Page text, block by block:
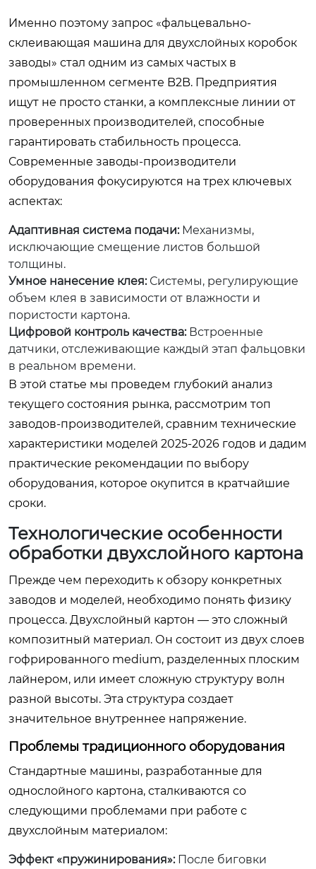
Именно поэтому запрос «фальцевально-
склеивающая машина для двухслойных коробок
заводы» стал одним из самых частых в
промышленном сегменте B2B. Предприятия
ищут не просто станки, а комплексные линии от
проверенных производителей, способные
гарантировать стабильность процесса.
Современные заводы-производители
оборудования фокусируются на трех ключевых
аспектах:
Адаптивная система подачи:Механизмы,
исключающие смещение листов большой
толщины.
Умное нанесение клея:Системы, регулирующие
объем клея в зависимости от влажности и
пористости картона.
Цифровой контроль качества:Встроенные
датчики, отслеживающие каждый этап фальцовки
в реальном времени.
В этой статье мы проведем глубокий анализ
текущего состояния рынка, рассмотрим топ
заводов-производителей, сравним технические
характеристики моделей 2025-2026 годов и дадим
практические рекомендации по выбору
оборудования, которое окупится в кратчайшие
сроки.
Технологические особенности
обработки двухслойного картона
Прежде чем переходить к обзору конкретных
заводов и моделей, необходимо понять физику
процесса. Двухслойный картон — это сложный
композитный материал. Он состоит из двух слоев
гофрированного medium, разделенных плоским
лайнером, или имеет сложную структуру волн
разной высоты. Эта структура создает
значительное внутреннее напряжение.
Проблемы традиционного оборудования
Стандартные машины, разработанные для
однослойного картона, сталкиваются со
следующими проблемами при работе с
двухслойным материалом:
Эффект «пружинирования»:После биговки